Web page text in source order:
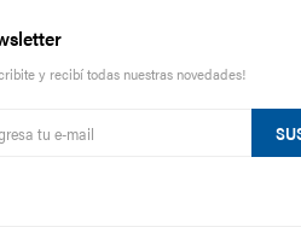
y recibí todas nuestras novedades!